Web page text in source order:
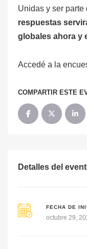
Unidas y ser parte
respuestas
globales ahora y
Accedé a la
COMPARTIR ESTE
Detalles del
FECHA DE
octubre 29,